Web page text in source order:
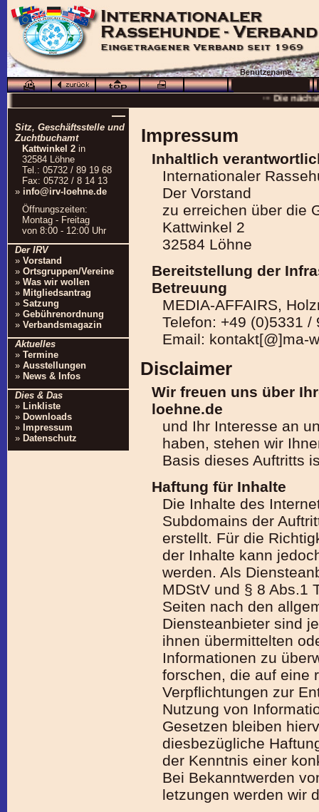
—
Sitz, Geschäftsstelle und
Zuchtbuchamt
Kattwinkel 2 in
32584 Löhne
Tel.: 05732 / 89 19 68
Fax: 05732 / 8 14 13
» info@irv-loehne.de
Öffnungszeiten:
Montag - Freitag
von 8:00 - 12:00 Uhr
Der IRV
» Vorstand
» Ortsgruppen/Vereine
» Was wir wollen
» Mitgliedsantrag
» Satzung
» Gebührenordnung
» Verbandsmagazin
Aktuelles
» Termine
» Ausstellungen
» News & Infos
Dies & Das
» Linkliste
» Downloads
» Impressum
» Datenschutz
Impressum
Inhaltlich
Internationaler
Der Vorstand
zu erreichen über die
Kattwinkel 2
32584 Löhne
Bereitstellung der
Betreuung
MEDIA-AFFAIRS,
Telefon: +49 (0)5331 /
Email: kontakt[@]ma-
Disclaimer
Wir freuen uns über
loehne.de
und Ihr Interesse an
haben, stehen wir
Basis dieses Auftritts
Haftung für Inhalte
Die Inhalte des
Subdomains der
erstellt. Für die
der Inhalte kann
werden. Als
MDStV und § 8 Abs.1
Seiten nach den
Diensteanbieter sind
ihnen über­mit­tel­ten
Informationen zu
for­schen, die auf eine
Verpflichtungen zur
Nutzung von
Gesetzen bleiben
diesbezügliche
der Kenntnis einer
Bei Bekanntwerden
letzun­gen werden wir
···
··· Die